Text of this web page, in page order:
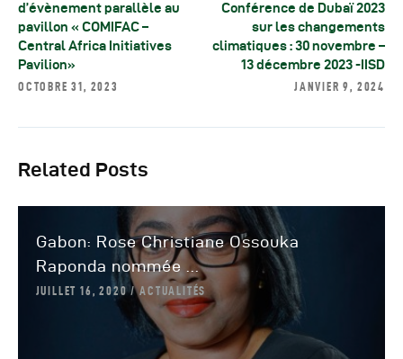
d’évènement parallèle au
pavillon « COMIFAC –
Central Africa Initiatives
Pavilion»
OCTOBRE 31, 2023
Conférence de Dubaï 2023
sur les changements
climatiques : 30 novembre –
13 décembre 2023 -IISD
JANVIER 9, 2024
Related Posts
Gabon: Rose Christiane Ossouka
Raponda nommée ...
JUILLET 16, 2020 ACTUALITÉS